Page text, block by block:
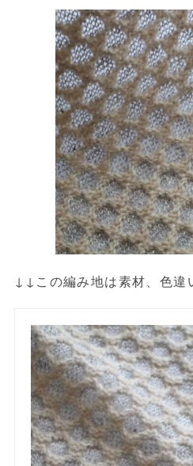
↓↓この編み地は素材、色違